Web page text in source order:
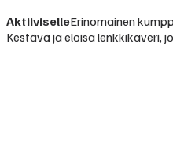
AktiiviselleErinomainen
Kestävä ja eloisa lenkkikaveri,